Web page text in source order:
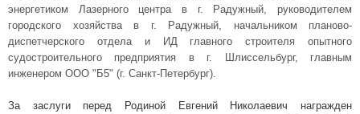
энергетиком Лазерного центра в г. Радужный, руководителем
городского хозяйства в г. Радужный, начальником планово-
диспетчерского отдела и ИД главного строителя опытного
судостроительного предприятия в г. Шлиссельбург, главным
инженером ООО "Б5" (г. Санкт-Петербург).
За заслуги перед Родиной Евгений Николаевич награжден